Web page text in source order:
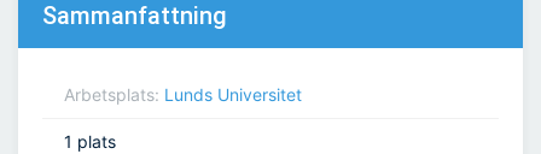
Sammanfattning
Arbetsplats: Lunds Universitet
1 plats